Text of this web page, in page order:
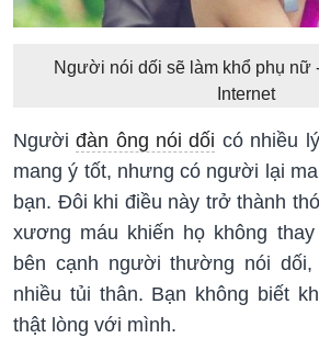
Người nói dối sẽ làm khổ phụ nữ
Internet
Ngườiđàn ông nói dối có nhiều
mang ý tốt, nhưng có người lại
bạn. Đôi khi điều này trở thành
xương máu khiến họ không
bên cạnh người thường nói
nhiều tủi thân. Bạn không biết
thật lòng với mình.